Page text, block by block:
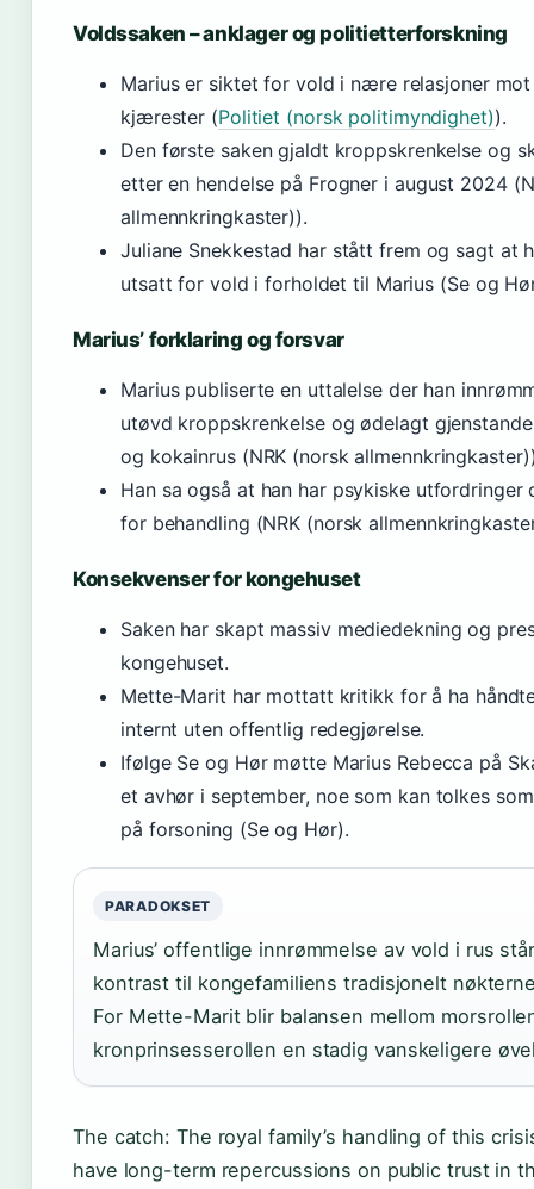
Voldssaken – anklager og politietterforskning
Marius er siktet for vold i nære relasjoner
kjærester (Politiet (norsk politimyndighet)).
Den første saken gjaldt kroppskrenkelse og
etter en hendelse på Frogner i august 2024
allmennkringkaster)).
Juliane Snekkestad har stått frem og sagt at
utsatt for vold i forholdet til Marius (Se og
Marius’ forklaring og forsvar
Marius publiserte en uttalelse der han
utøvd kroppskrenkelse og ødelagt
og kokainrus (NRK (norsk
Han sa også at han har psykiske utfordringer
for behandling (NRK (norsk
Konsekvenser for kongehuset
Saken har skapt massiv mediedekning og
kongehuset.
Mette-Marit har mottatt kritikk for å ha
internt uten offentlig redegjørelse.
Ifølge Se og Hør møtte Marius Rebecca på
et avhør i september, noe som kan tolkes
på forsoning (Se og Hør).
PARADOKSET
Marius’ offentlige innrømmelse av vold i rus
kontrast til kongefamiliens tradisjonelt
For Mette-Marit blir balansen mellom
kronprinsesserollen en stadig vanskeligere
The catch: The royal family’s handling of this
have long-term repercussions on public trust in